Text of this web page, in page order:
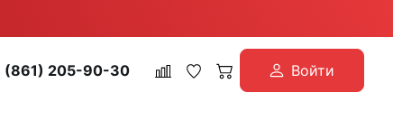
(861) 205-90-30 Войти